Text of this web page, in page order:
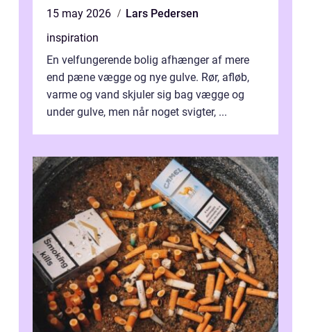
15 may 2026
Lars Pedersen
inspiration
En velfungerende bolig afhænger af mere
end pæne vægge og nye gulve. Rør, afløb,
varme og vand skjuler sig bag vægge og
under gulve, men når noget svigter, ...